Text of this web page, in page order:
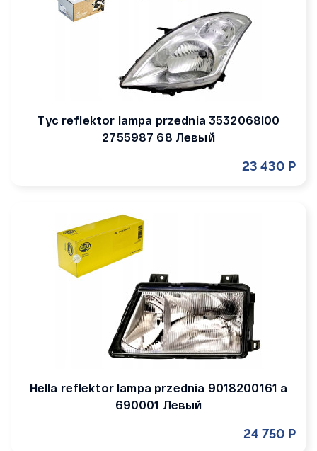
Tyc reflektor lampa przednia 3532068l00
2755987 68 Левый
23 430 Р
Hella reflektor lampa przednia 9018200161 a
690001 Левый
24 750 Р